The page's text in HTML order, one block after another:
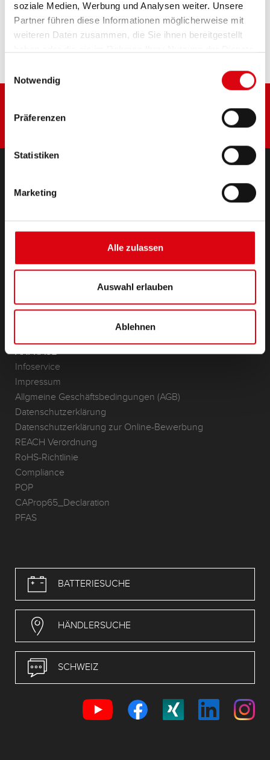
soziale Medien, Werbung und Analysen weiter. Unsere
Partner führen diese Informationen möglicherweise mit
weiteren Daten zusammen, die Sie ihnen bereitgestellt
Notwendig
Präferenzen
Statistiken
Marketing
Alle zulassen
Auswahl erlauben
Ablehnen
Diese Batterie kaufen:
HÄNDLER & EINBAUSERVICE >
PRODUKTE
Zubehör für PKW und Nutzfahrzeuge
(Semi-) Traktion & Standby
Lithium
Anwendungsbereiche
KONTAKT
ANFRAGE
Infoservice
Impressum
Allgmeine Geschäftsbedingungen (AGB)
Datenschutzerklärung
Datenschutzerklärung zur Online-Bewerbung
REACH Verordnung
RoHS-Richtlinie
Compliance
POP
CAProp65_Declaration
PFAS
BATTERIESUCHE
HÄNDLERSUCHE
SCHWEIZ